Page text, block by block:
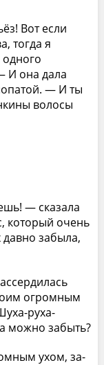
Вот если
тогда я
И она дала
— И ты
волосы
— сказала
который очень
забыла,
огромным
руха-
можно забыть?
ухом, за­